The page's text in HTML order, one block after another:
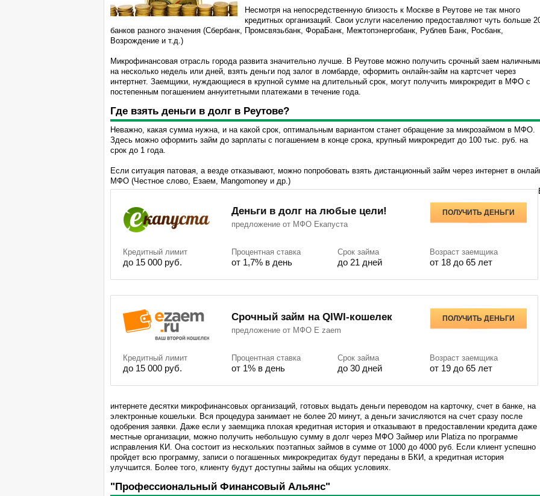
Несмотря на непосредственную близость к Москве в Реутове не так много
кредитных организаций. Свои услуги населению предоставляют чуть больше
банков разного значения (Сбербанк, Промсвязьбанк, ФораБанк, Межтопэнергобанк, Рублев Банк, Росбанк,
Возрождение и т.д.)
Микрофинансовая отрасль города развита значительно лучше. В Реутове можно получить срочный заем
на несколько недель или дней, взять деньги под залог в ломбарде, оформить онлайн-займ на картсчет через
интертнет. Заемщики, нуждающиеся в крупной сумме на длительный срок, могут получить микрокредит в МФО с
постепенным погашением аннуитетными платежами в течение года.
Где взять деньги в долг в Реутове?
Неважно, какая сумма нужна, и на какой срок, оптимальным вариантом станет обращение за микрозаймом в МФО.
Здесь можно оформить займ до зарплаты с погашением в конце срока, крупный микрокредит до 100 тыс. руб. на
срок до 1 года.
Если ситуация патовая, а везде отказывают, можно попробовать взять дистанционный займ через интернет в
МФО (Честное слово, Езаем, Mangomoney и др.)
Деньги в долг на любые цели!
предложение от МФО Eкапуста
ПОЛУЧИТЬ ДЕНЬГИ
Кредитный лимит
до 15 000 руб.
Процентная ставка
от 1,7% в день
Срок займа
до 21 дней
Возраст заемщика
от 18 до 65 лет
Срочный займ на QIWI-кошелек
предложение от МФО E zaem
ПОЛУЧИТЬ ДЕНЬГИ
Кредитный лимит
до 15 000 руб.
Процентная ставка
от 1% в день
Срок займа
до 30 дней
Возраст заемщика
от 19 до 65 лет
интернете десятки микрофинансовых организаций, готовых выдать деньги переводом на карточку, счет в банке, на
электронные кошельки. Вся процедура занимает не более 20 минут, а деньги зачисляются на счет сразу после
одобрения заявки. Даже если у заемщика плохая кредитная история и отказывают в предоставлении кредита даже
местные организации, можно получить небольшую сумму в долг через МФО Займер или Platiza по программе
исправления КИ. Она состоит из нескольких поэтапных займов в сумме от 1000 до 4000 руб. Если клиент успешно
пройдет всю программу, записи о погашенных микрокредитах будут переданы в БКИ, а кредитная история
улучшится. Более того, клиенту будут доступны займы на общих условиях.
"Профессиональный Финансовый Альянс"